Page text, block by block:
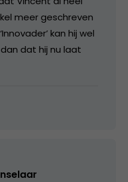
meer geschreven
kan hij wel
dat hij nu laat